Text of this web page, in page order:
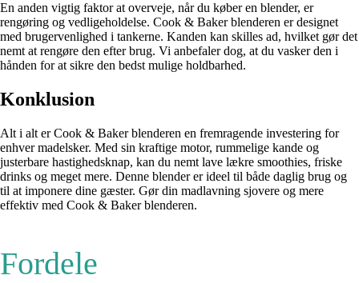
En anden vigtig faktor at overveje, når du køber en blender, er
rengøring og vedligeholdelse. Cook & Baker blenderen er designet
med brugervenlighed i tankerne. Kanden kan skilles ad, hvilket gør det
nemt at rengøre den efter brug. Vi anbefaler dog, at du vasker den i
hånden for at sikre den bedst mulige holdbarhed.
Konklusion
Alt i alt er Cook & Baker blenderen en fremragende investering for
enhver madelsker. Med sin kraftige motor, rummelige kande og
justerbare hastighedsknap, kan du nemt lave lækre smoothies, friske
drinks og meget mere. Denne blender er ideel til både daglig brug og
til at imponere dine gæster. Gør din madlavning sjovere og mere
effektiv med Cook & Baker blenderen.
Fordele